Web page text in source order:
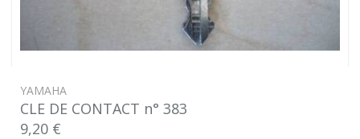
YAMAHA
CLE DE CONTACT n° 383
9,20 €